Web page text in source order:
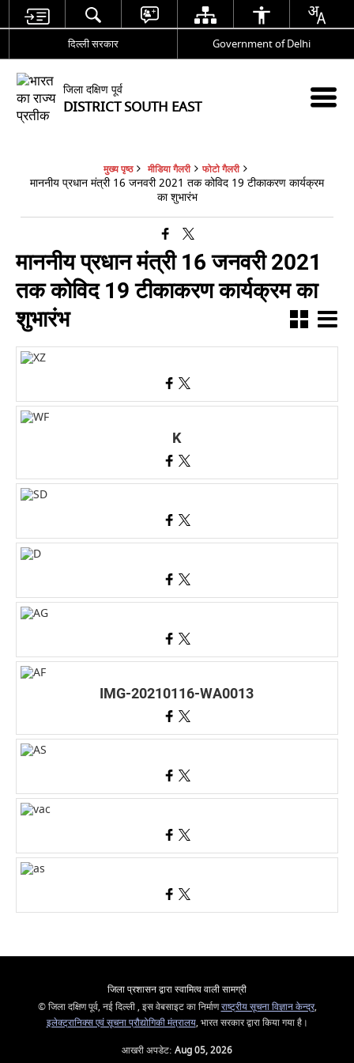
दिल्ली सरकार Government of Delhi
जिला दक्षिण पूर्व
DISTRICT SOUTH EAST
मुख्य पृष्ठ मीडिया गैलरी फोटो गैलरी
माननीय प्रधान मंत्री 16 जनवरी 2021 तक कोविद 19 टीकाकरण कार्यक्रम
का शुभारंभ
माननीय प्रधान मंत्री 16 जनवरी 2021
तक कोविद 19 टीकाकरण कार्यक्रम का
शुभारंभ
K
IMG-20210116-WA0013
जिला प्रशासन द्वारा स्वामित्व वाली सामग्री
© जिला दक्षिण पूर्व, नई दिल्ली , इस वेबसाइट का निर्माणराष्ट्रीय सूचना विज्ञान केन्द्र,
इलेक्ट्रानिक्स एवं सूचना प्रौद्योगिकी मंत्रालय, भारत सरकार द्वारा किया गया है।
आखरी अपडेट: Aug 05, 2026